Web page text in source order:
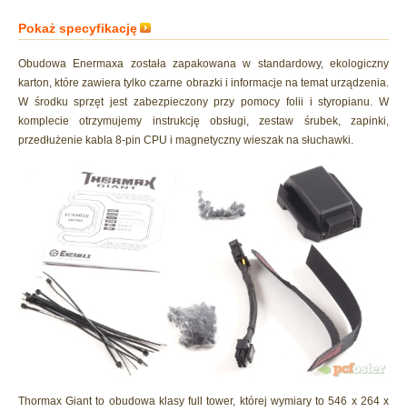
Pokaż specyfikację
Obudowa Enermaxa została zapakowana w standardowy, ekologiczny
karton, które zawiera tylko czarne obrazki i informacje na temat urządzenia.
W środku sprzęt jest zabezpieczony przy pomocy folii i styropianu. W
komplecie otrzymujemy instrukcję obsługi, zestaw śrubek, zapinki,
przedłużenie kabla 8-pin CPU i magnetyczny wieszak na słuchawki.
Thormax Giant to obudowa klasy full tower, której wymiary to 546 x 264 x